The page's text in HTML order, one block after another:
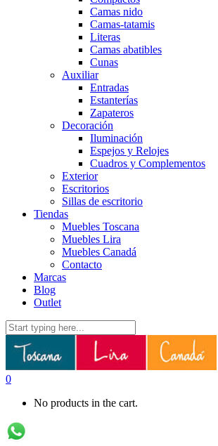
Camas nido
Camas-tatamis
Literas
Camas abatibles
Cunas
Auxiliar
Entradas
Estanterías
Zapateros
Decoración
Iluminación
Espejos y Relojes
Cuadros y Complementos
Exterior
Escritorios
Sillas de escritorio
Tiendas
Muebles Toscana
Muebles Lira
Muebles Canadá
Contacto
Marcas
Blog
Outlet
0
No products in the cart.